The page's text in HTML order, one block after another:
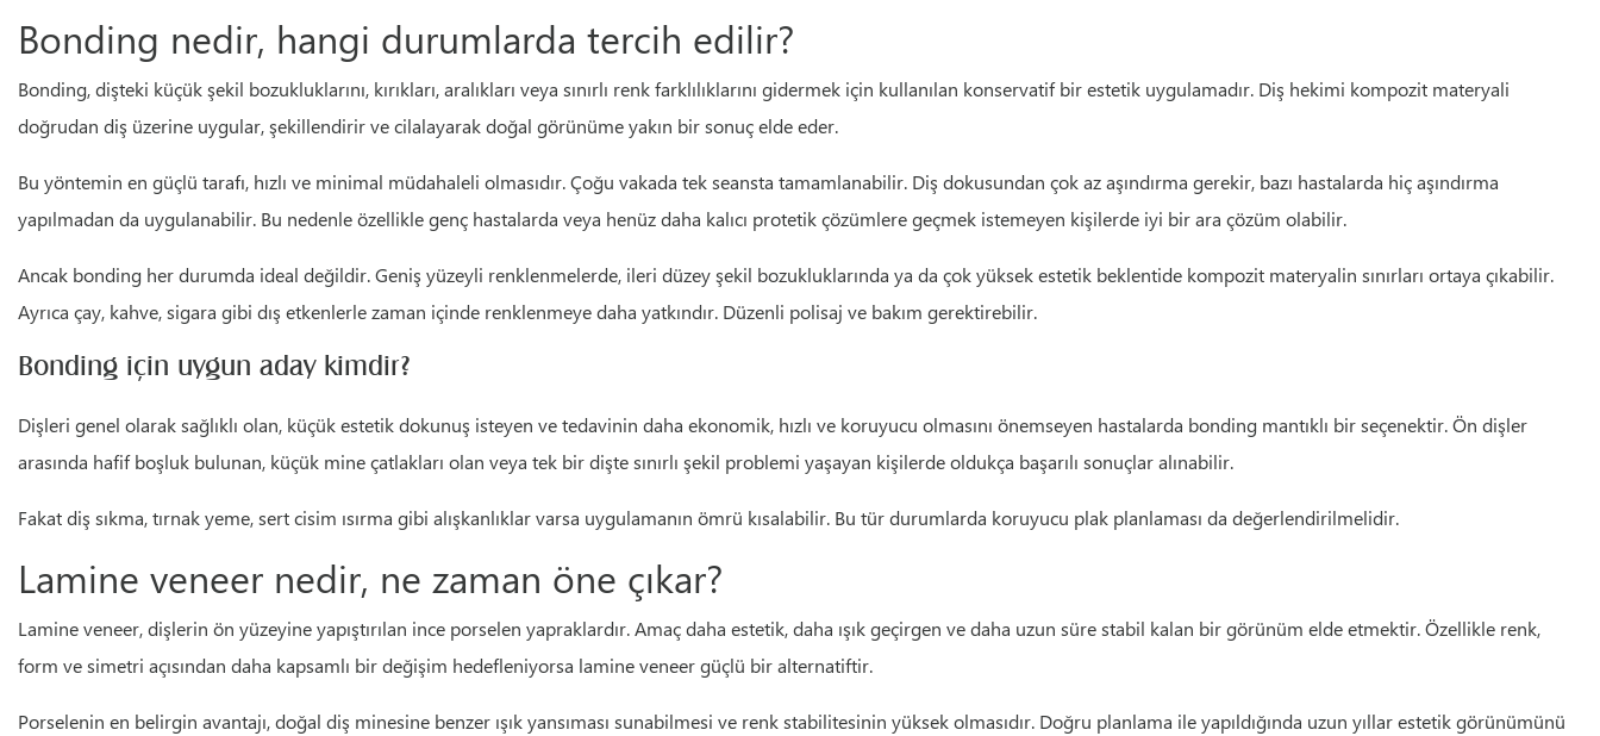
Bonding nedir, hangi durumlarda tercih edilir?
Bonding, dişteki küçük şekil bozukluklarını, kırıkları, aralıkları veya sınırlı renk farklılıklarını gidermek için kullanılan konservatif bir estetik uygulamadır. Diş hekimi kompozit materyali
doğrudan diş üzerine uygular, şekillendirir ve cilalayarak doğal görünüme yakın bir sonuç elde eder.
Bu yöntemin en güçlü tarafı, hızlı ve minimal müdahaleli olmasıdır. Çoğu vakada tek seansta tamamlanabilir. Diş dokusundan çok az aşındırma gerekir, bazı hastalarda hiç aşındırma
yapılmadan da uygulanabilir. Bu nedenle özellikle genç hastalarda veya henüz daha kalıcı protetik çözümlere geçmek istemeyen kişilerde iyi bir ara çözüm olabilir.
Ancak bonding her durumda ideal değildir. Geniş yüzeyli renklenmelerde, ileri düzey şekil bozukluklarında ya da çok yüksek estetik beklentide kompozit materyalin sınırları ortaya çıkabilir.
Ayrıca çay, kahve, sigara gibi dış etkenlerle zaman içinde renklenmeye daha yatkındır. Düzenli polisaj ve bakım gerektirebilir.
Bonding için uygun aday kimdir?
Dişleri genel olarak sağlıklı olan, küçük estetik dokunuş isteyen ve tedavinin daha ekonomik, hızlı ve koruyucu olmasını önemseyen hastalarda bonding mantıklı bir seçenektir. Ön dişler
arasında hafif boşluk bulunan, küçük mine çatlakları olan veya tek bir dişte sınırlı şekil problemi yaşayan kişilerde oldukça başarılı sonuçlar alınabilir.
Fakat diş sıkma, tırnak yeme, sert cisim ısırma gibi alışkanlıklar varsa uygulamanın ömrü kısalabilir. Bu tür durumlarda koruyucu plak planlaması da değerlendirilmelidir.
Lamine veneer nedir, ne zaman öne çıkar?
Lamine veneer, dişlerin ön yüzeyine yapıştırılan ince porselen yapraklardır. Amaç daha estetik, daha ışık geçirgen ve daha uzun süre stabil kalan bir görünüm elde etmektir. Özellikle renk,
form ve simetri açısından daha kapsamlı bir değişim hedefleniyorsa lamine veneer güçlü bir alternatiftir.
Porselenin en belirgin avantajı, doğal diş minesine benzer ışık yansıması sunabilmesi ve renk stabilitesinin yüksek olmasıdır. Doğru planlama ile yapıldığında uzun yıllar estetik görünümünü